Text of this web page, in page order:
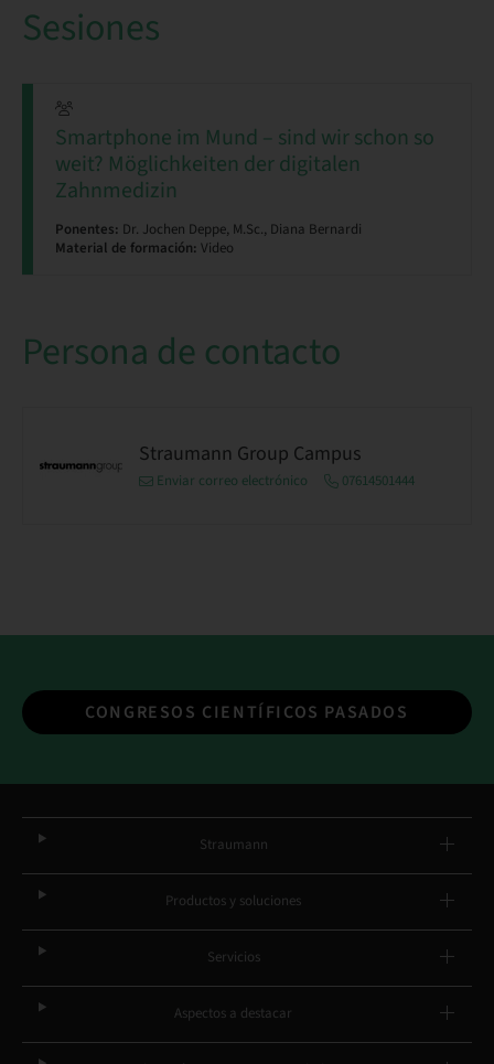
Sesiones
Smartphone im Mund – sind wir schon so
weit? Möglichkeiten der digitalen
Zahnmedizin
Ponentes: Dr. Jochen Deppe, M.Sc., Diana Bernardi
Material de formación: Video
Persona de contacto
Straumann Group Campus
Enviar correo electrónico 07614501444
CONGRESOS CIENTÍFICOS PASADOS
Straumann
Productos y soluciones
Servicios
Aspectos a destacar